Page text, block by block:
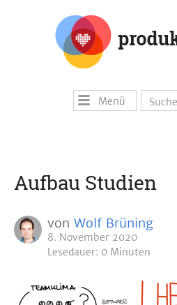
Menü
Aufbau Studien
von Wolf Brüning
8. November 2020
Lesedauer: 0 Minuten